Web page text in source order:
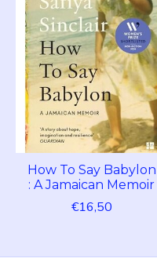
How To Say Babylon
: A Jamaican Memoir
€16,50